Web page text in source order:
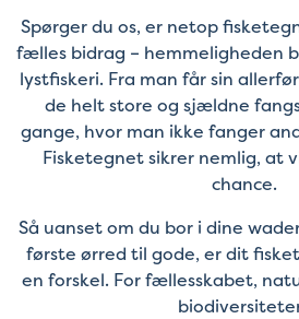
Spørger du os, er netop
fælles bidrag – hemmeligheden
lystfiskeri. Fra man får sin
de helt store og sjældne
gange, hvor man ikke fanger
Fisketegnet sikrer nemlig, at
chance.
Så uanset om du bor i dine
første ørred til gode, er dit
en forskel. For fællesskabet,